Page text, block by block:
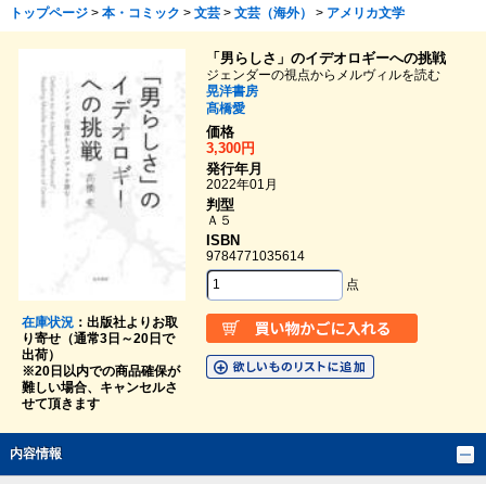
トップページ> 本・コミック > 文芸> 文芸（海外） > アメリカ文学
在庫状況：出版社よりお取
り寄せ（通常3日～20日で
出荷）
※20日以内での商品確保が
難しい場合、キャンセルさ
せて頂きます
「男らしさ」のイデオロギーへの挑戦
ジェンダーの視点からメルヴィルを読む
晃洋書房
髙橋愛
価格
3,300円
発行年月
2022年01月
判型
Ａ５
ISBN
9784771035614
点
内容情報